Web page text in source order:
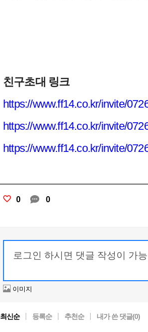
친구초대 링크
https://www.ff14.co.kr/invite/
https://www.ff14.co.kr/invite/
https://www.ff14.co.kr/invite/
0 0
이미지
최신순 등록순 추천순 내가 쓴 댓글(0)